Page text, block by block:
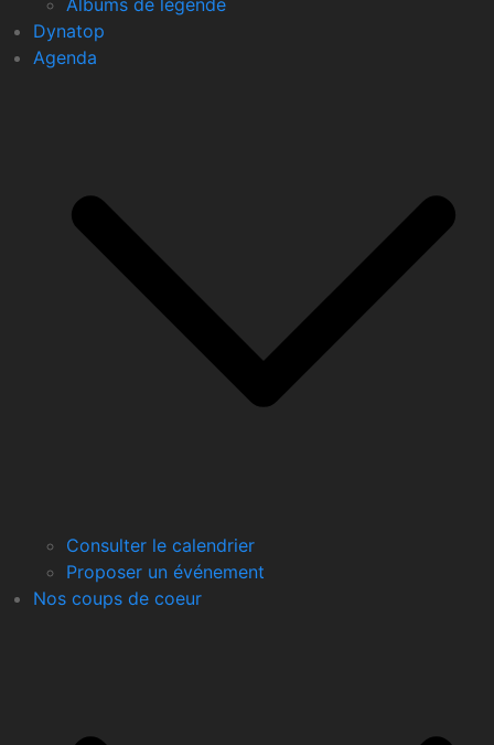
Albums de légende
Dynatop
Agenda
Consulter le calendrier
Proposer un événement
Nos coups de coeur